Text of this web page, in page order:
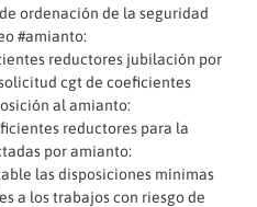
ordenación de la seguridad
#amianto:
reductores jubilación por
cgt de coeficientes
al amianto:
reductores para la
por amianto:
las disposiciones mínimas
a los trabajos con riesgo de